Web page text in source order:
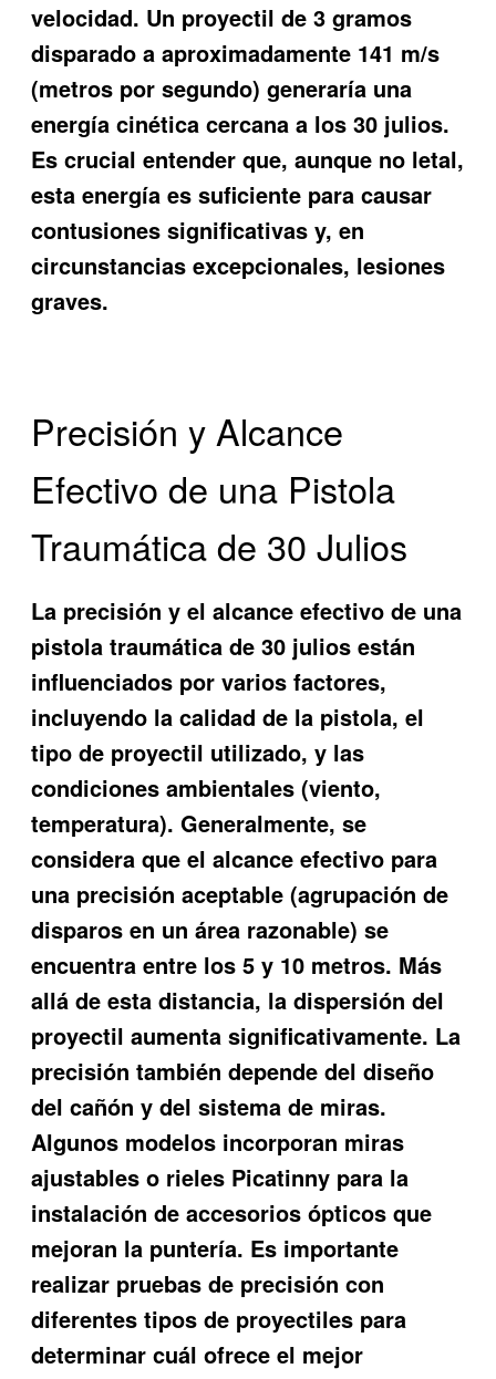
velocidad. Un proyectil de 3 gramos
disparado a aproximadamente 141 m/s
(metros por segundo) generaría una
energía cinética cercana a los 30 julios.
Es crucial entender que, aunque no letal,
esta energía es suficiente para causar
contusiones significativas y, en
circunstancias excepcionales, lesiones
graves.
Precisión y Alcance
Efectivo de una Pistola
Traumática de 30 Julios
La precisión y el alcance efectivo de una
pistola traumática de 30 julios están
influenciados por varios factores,
incluyendo la calidad de la pistola, el
tipo de proyectil utilizado, y las
condiciones ambientales (viento,
temperatura). Generalmente, se
considera que el alcance efectivo para
una precisión aceptable (agrupación de
disparos en un área razonable) se
encuentra entre los 5 y 10 metros. Más
allá de esta distancia, la dispersión del
proyectil aumenta significativamente. La
precisión también depende del diseño
del cañón y del sistema de miras.
Algunos modelos incorporan miras
ajustables o rieles Picatinny para la
instalación de accesorios ópticos que
mejoran la puntería. Es importante
realizar pruebas de precisión con
diferentes tipos de proyectiles para
determinar cuál ofrece el mejor